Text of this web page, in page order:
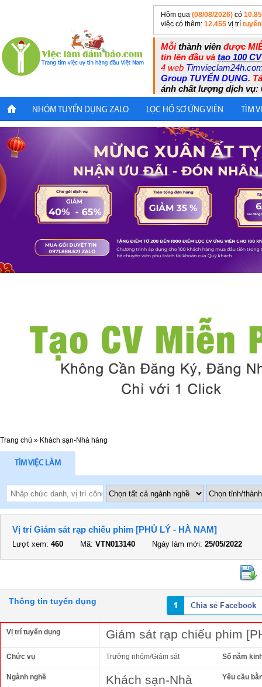
Hôm qua (08/08/2026) có
việc có thêm: 12.455 vị trí
Mỗithành viên được
tin lên đầu và tạo 100
4 web
Group TUYỂN DỤNG.
ánh chất lượng dịch vụ:
NHÓM TUYỂN DỤNG ZALO LỌC HỒ SƠ ỨNG VIÊN TÌM
Trang chủ » Khách sạn-Nhà hàng
TÌM VIỆC LÀM
Vị trí Giám sát rạp chiếu phim [PHỦ LÝ - HÀ NAM]
Lượt xem: 460 Mã: VTN013140 Ngày làm mới: 25/05/2022
Thông tin tuyển dụng
Vị trí tuyển dụng Giám sát rạp chiếu phim
Chức vụ Trưởng nhóm/Giám sát Số năm
Ngành nghề
Khách sạn-Nhà
Yêu cầu